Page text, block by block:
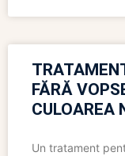
FĂRĂ
CULOAREA
Un tratament